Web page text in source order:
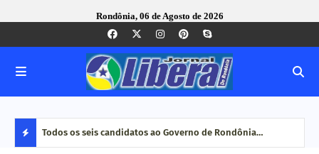
Rondônia, 06 de Agosto de 2026
foi Todos os seis candidatos ao Governo de Rondônia